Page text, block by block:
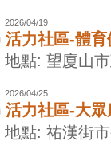
2026/04/19
活力社區-體
地點: 望廈山
2026/04/25
活力社區-大眾
地點: 祐漢街